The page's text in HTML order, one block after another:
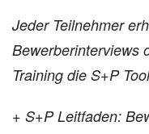
Jeder Teilnehmer
Bewerberinterviews
Training die S+P
+ S+P Leitfaden: